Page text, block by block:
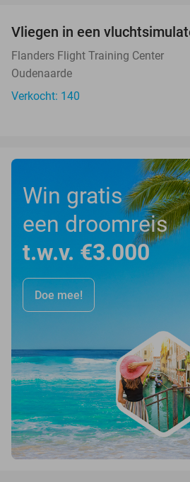
Vliegen in een
Flanders Flight Training Center
Oudenaarde
Verkocht: 140
Win gratis
een droomreis
t.w.v. €3.000
Doe mee!